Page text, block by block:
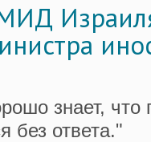
знает, что
без ответа."